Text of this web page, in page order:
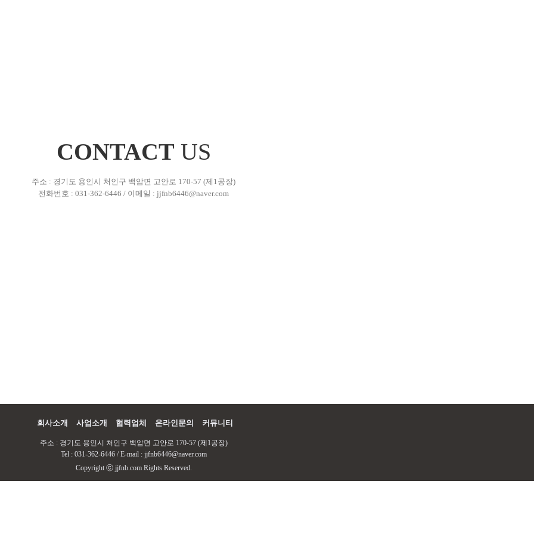
CONTACT US
주소 : 경기도 용인시 처인구 백암면 고안로 170-57 (제1공장)
전화번호 : 031-362-6446 / 이메일 : jjfnb6446@naver.com
회사소개 사업소개 협력업체 온라인문의 커뮤니티
주소 : 경기도 용인시 처인구 백암면 고안로 170-57 (제1공장)
Tel : 031-362-6446 / E-mail : jjfnb6446@naver.com
Copyright ⓒ jjfnb.com Rights Reserved.